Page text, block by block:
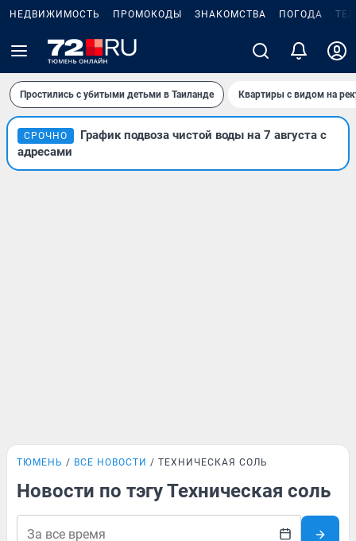
НЕДВИЖИМОСТЬ ПРОМОКОДЫ ЗНАКОМСТВА ПОГОДА
Простились с убитыми детьми в Таиланде Квартиры с видом на
СРОЧНО
График подвоза чистой воды на 7 августа с
адресами
ТЮМЕНЬ ВСЕ НОВОСТИ ТЕХНИЧЕСКАЯ СОЛЬ
Новости по тэгу Техническая соль